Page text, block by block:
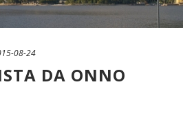
08-24
DA ONNO